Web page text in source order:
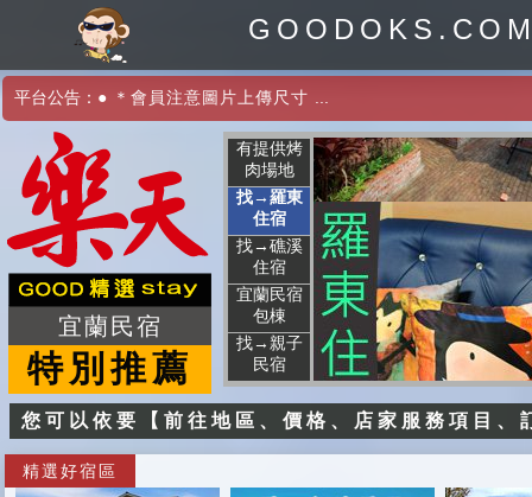
平台公告： ● ＊會員注意圖片上傳尺寸
宜蘭民宿
特別推薦
有提供烤
肉場地
找→羅東
住宿
找→礁溪
住宿
宜蘭民宿
包棟
找→親子
民宿
您可以依要【前往地區、價格、店家服務項目
精選好宿區